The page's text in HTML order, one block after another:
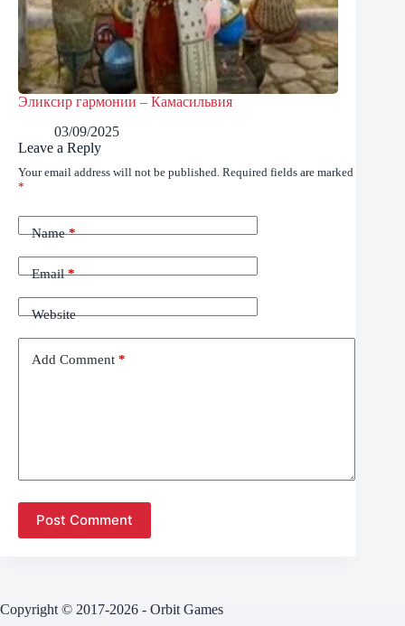
Эликсир гармонии – Камасильвия
03/09/2025
Leave a Reply
Your email address will not be published. Required fields are marked
*
Name*
Email*
Website
Add Comment *
Post Comment
Copyright © 2017-2026 - Orbit Games